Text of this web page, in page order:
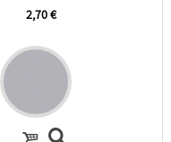
2,70 €